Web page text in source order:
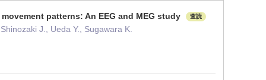
patterns: An EEG and MEG study 査読
J., Ueda Y., Sugawara K.